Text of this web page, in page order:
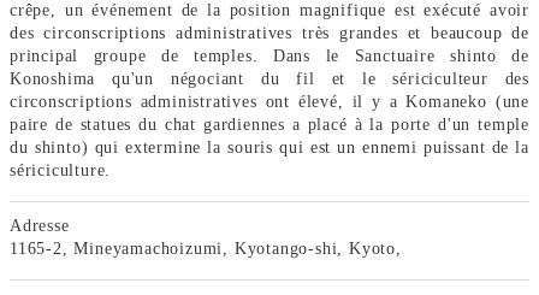
crêpe, un événement de la position magnifique est exécuté avoir
des circonscriptions administratives très grandes et beaucoup de
principal groupe de temples. Dans le Sanctuaire shinto de
Konoshima qu'un négociant du fil et le sériciculteur des
circonscriptions administratives ont élevé, il y a Komaneko (une
paire de statues du chat gardiennes a placé à la porte d'un temple
du shinto) qui extermine la souris qui est un ennemi puissant de la
sériciculture.
Adresse
1165-2, Mineyamachoizumi, Kyotango-shi, Kyoto,